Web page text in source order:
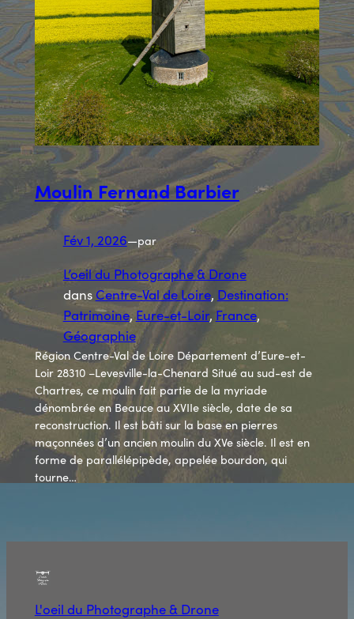
Moulin Fernand Barbier
Fév 1, 2026—par
L’oeil du Photographe & Drone
dans Centre-Val de Loire, Destination:
Patrimoine, Eure-et-Loir, France
Géographie
Région Centre-Val de Loire Département d’Eure-et-
Loir 28310 –Levesville-la-Chenard Situé au sud-est de
Chartres, ce moulin fait partie de la myriade
dénombrée en Beauce au XVIIe siècle, date de sa
reconstruction. Il est bâti sur la base en pierres
maçonnées d’un ancien moulin du XVe siècle. Il est en
forme de parallélépipède, appelée bourdon, qui
tourne…
L'oeil du Photographe & Drone